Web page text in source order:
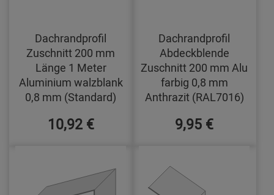
Dachrandprofil
Zuschnitt 200 mm
Länge 1 Meter
Aluminium walzblank
0,8 mm (Standard)
10,92 €
Dachrandprofil
Abdeckblende
Zuschnitt 200 mm Alu
farbig 0,8 mm
Anthrazit (RAL7016)
9,95 €